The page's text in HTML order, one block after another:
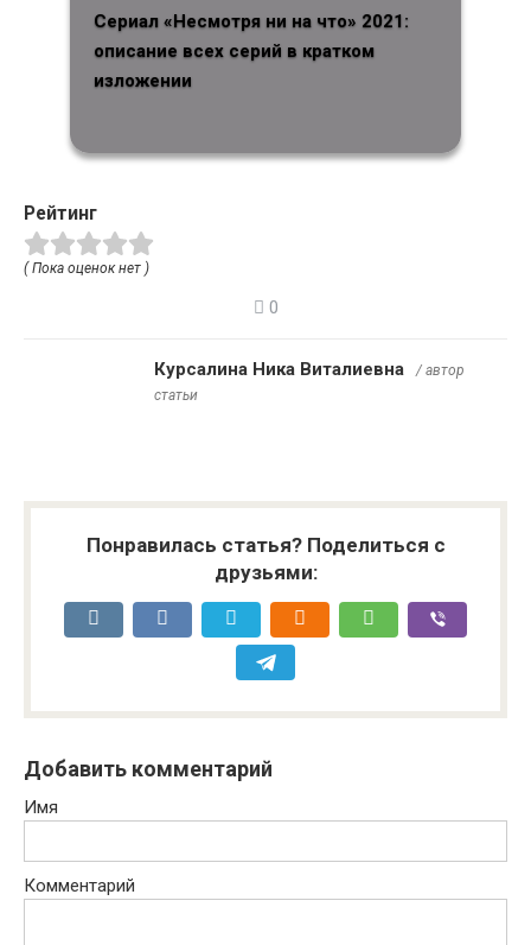
Сериал «Несмотря ни на что» 2021:
описание всех серий в кратком
изложении
Рейтинг
( Пока оценок нет )
0
Курсалина Ника Виталиевна
/ автор
статьи
Понравилась статья? Поделиться с
друзьями:
Добавить комментарий
Имя
Комментарий